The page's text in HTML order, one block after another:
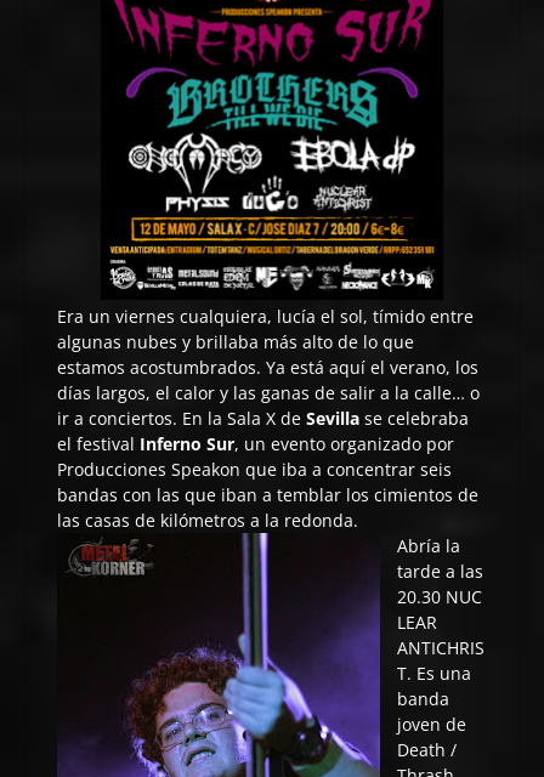
Era un viernes cualquiera, lucía el sol, tímido entre
algunas nubes y brillaba más alto de lo que
estamos acostumbrados. Ya está aquí el verano, los
días largos, el calor y las ganas de salir a la calle… o
ir a conciertos. En la Sala X deSevilla se celebraba
el festival Inferno Sur, un evento organizado por
Producciones Speakon que iba a concentrar seis
bandas con las que iban a temblar los cimientos de
las casas de kilómetros a la redonda.
Abría la
tarde a las
20.30 NUC
LEAR
ANTICHRIS
T. Es una
banda
joven de
Death /